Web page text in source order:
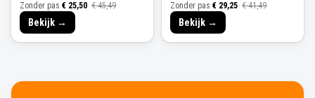
Zonder pas € 25,50 € 45,49
Bekijk →
Zonder pas € 29,25 € 41,49
Bekijk →